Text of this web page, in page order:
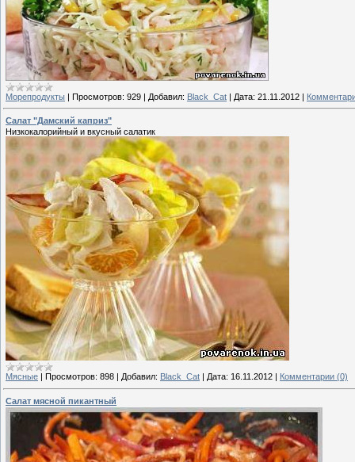
Морепродукты | Просмотров: 929 | Добавил: Black_Cat | Дата: 21.11.2012 |
Салат "Дамский каприз"
Низкокалорийный и вкусный салатик
Мясные Просмотров: 898 Добавил: Black_Cat Дата: 16.11.2012 Комментарии (0)
Салат мясной пикантный